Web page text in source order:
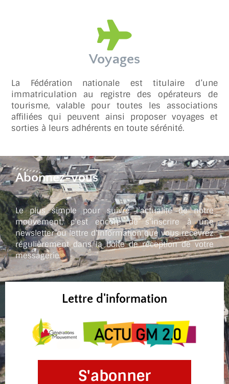
Voyages
La Fédération nationale est titulaire d’une
immatriculation au registre des opérateurs de
tourisme, valable pour toutes les associations
affiliées qui peuvent ainsi proposer voyages et
sorties à leurs adhérents en toute sérénité.
Abonnez-vous
Le plus simple pour suivre l’actualité de notre
mouvement, c’est encore de s’inscrire à une
newsletter ou lettre d’information que vous recevrez
régulièrement dans la boîte de réception de votre
messagerie.
Lettre d'information
S'abonner